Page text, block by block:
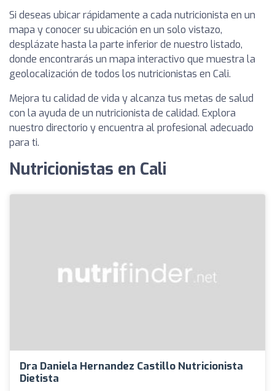
Si deseas ubicar rápidamente a cada nutricionista en un
mapa y conocer su ubicación en un solo vistazo,
desplázate hasta la parte inferior de nuestro listado,
donde encontrarás un mapa interactivo que muestra la
geolocalización de todos los nutricionistas en Cali.
Mejora tu calidad de vida y alcanza tus metas de salud
con la ayuda de un nutricionista de calidad. Explora
nuestro directorio y encuentra al profesional adecuado
para ti.
Nutricionistas en Cali
Dra Daniela Hernandez Castillo Nutricionista
Dietista